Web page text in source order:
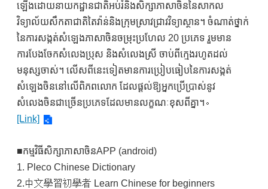
ឡើងដោយនាយកដ្ឋានជាតិអប់រំនិងសិក្សាភាសាចិននៃសាកល
វិទ្យាល័យសឹកតាជាតិតៃវ៉ាន់និងក្រុមស្រាវជ្រាវវិទ្យាស្ថាន។ ចំណាត់ថ្នាក់
នៃការសង្កត់សំឡេងភាសាចិនចម្រុះប្រហែល 20 ប្រភេទ រួមមាន
ការបែងចែកសំលេងប្រុស និងសំលេងស្រី ចាប់ពីក្មេងរហូតដល់
មនុស្សចាស់។ លើសពីនេះទៀតមានការប្រៀបធៀបនៃការសង្កត់
សំឡេងចិននៅលើពិភពលោក ដែលផ្តល់ឱ្យអ្នកប្រើប្រាស់នូវ
សំលេងចិនជាច្រើនប្រភេទដែលមានលក្ខណៈខុសពីគ្នា។。
[Link]
■កម្មវិធីសិក្សាភាសាចិនAPP (android)
1. Pleco Chinese Dictionary
2.中文學習初學者 Learn Chinese for beginners